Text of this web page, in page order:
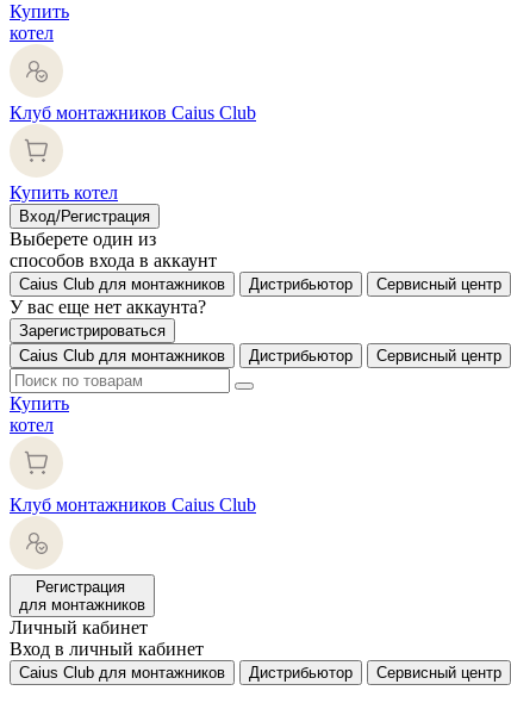
Купить
котел
Клуб монтажников Caius Club
Купить котел
Вход/Регистрация
Выберете один из
способов входа в аккаунт
Caius Club для монтажников Дистрибьютор Сервисный центр
У вас еще нет аккаунта?
Зарегистрироваться
Caius Club для монтажников
Дистрибьютор Сервисный центр
Купить
котел
Клуб монтажников Caius Club
Регистрация
для монтажников
Личный кабинет
Вход в личный кабинет
Caius Club для монтажников Дистрибьютор Сервисный центр